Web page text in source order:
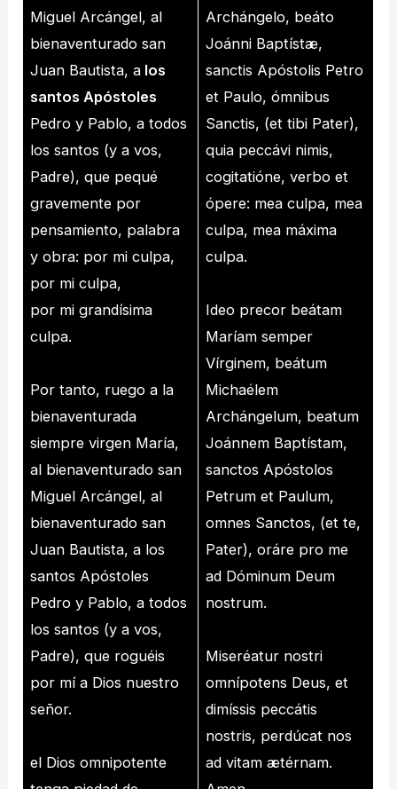
Miguel Arcángel, al
bienaventurado san
Juan Bautista, a los
santos Apóstoles
Pedro y Pablo, a todos
los santos (y a vos,
Padre), que pequé
gravemente por
pensamiento, palabra
y obra: por mi culpa,
por mi culpa,
por mi grandísima
culpa.
Por tanto, ruego a la
bienaventurada
siempre virgen María,
al bienaventurado san
Miguel Arcángel, al
bienaventurado san
Juan Bautista, a los
santos Apóstoles
Pedro y Pablo, a todos
los santos (y a vos,
Padre), que roguéis
por mí a Dios nuestro
señor.
el Dios omnipotente
Archángelo, beáto
Joánni Baptístæ,
sanctis Apóstolis Petro
et Paulo, ómnibus
Sanctis, (et tibi Pater),
quia peccávi nimis,
cogitatióne, verbo et
ópere: mea culpa, mea
culpa, mea máxima
culpa.
Ideo precor beátam
Maríam semper
Vírginem, beátum
Michaélem
Archángelum, beatum
Joánnem Baptístam,
sanctos Apóstolos
Petrum et Paulum,
omnes Sanctos, (et te,
Pater), oráre pro me
ad Dóminum Deum
nostrum.
Miseréatur nostri
omnípotens Deus, et
dimíssis peccátis
nostris, perdúcat nos
ad vitam ætérnam.